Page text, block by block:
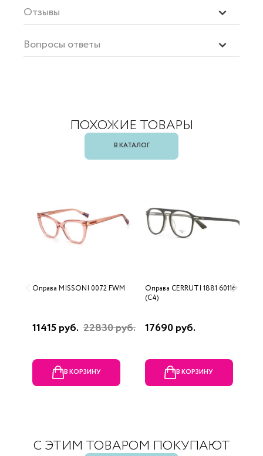
Отзывы
Вопросы ответы
ПОХОЖИЕ ТОВАРЫ
В КАТАЛОГ
Оправа MISSONI 0072 FWM
11415 руб. 22830 руб.
В КОРЗИНУ
Оправа CERRUTI 1881 60116
(C4)
17690 руб.
В КОРЗИНУ
С ЭТИМ ТОВАРОМ ПОКУПАЮТ